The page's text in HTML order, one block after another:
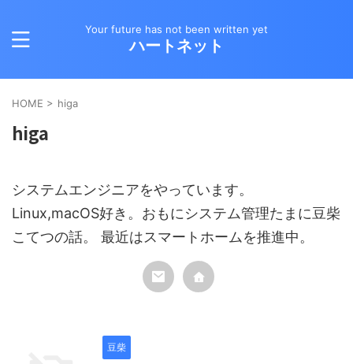
Your future has not been written yet
ハートネット
HOME > higa
higa
システムエンジニアをやっています。
Linux,macOS好き。おもにシステム管理たまに豆柴
こてつの話。 最近はスマートホームを推進中。
豆柴